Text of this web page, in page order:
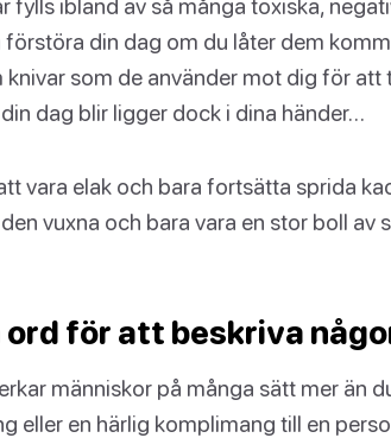
förstöra din dag om du låter dem
knivar som de använder mot dig för
dag blir ligger dock i dina händer…
vara elak och bara fortsätta sprida
vuxna och bara vara en stor boll av
för att beskriva
människor på många sätt mer än
eller en härlig komplimang till en